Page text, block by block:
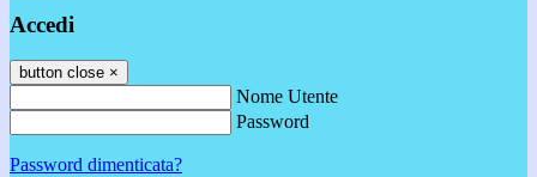
Accedi
button close ×
Nome Utente
Password
Password dimenticata?